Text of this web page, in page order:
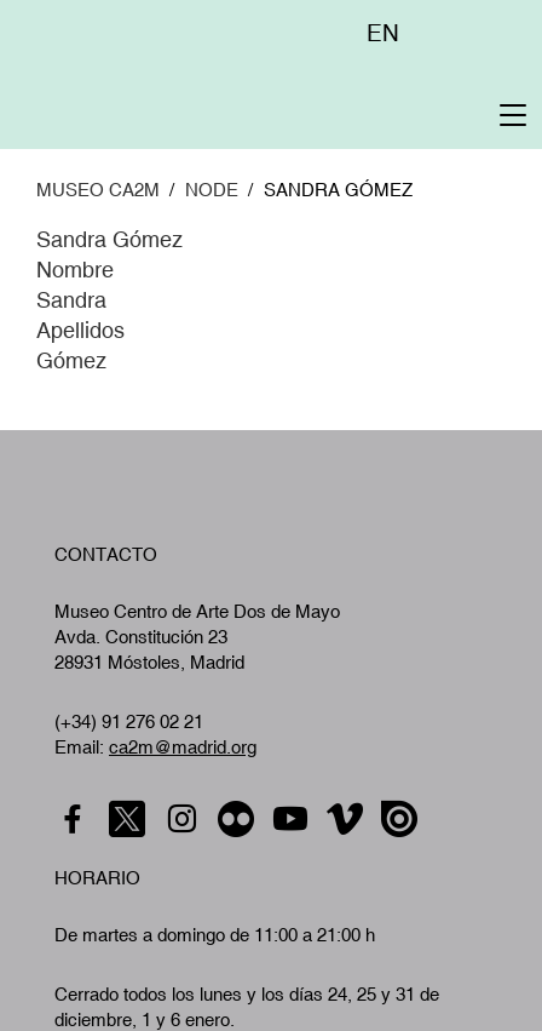
Menú
EN
MUSEO CA2M NODE SANDRA GÓMEZ
Sandra Gómez
Nombre
Sandra
Apellidos
Gómez
CONTACTO
Museo Centro de Arte Dos de Mayo
Avda. Constitución 23
28931 Móstoles, Madrid
(+34) 91 276 02 21
Email: ca2m@madrid.org
HORARIO
De martes a domingo de 11:00 a 21:00 h
Cerrado todos los lunes y los días 24, 25 y 31 de
diciembre, 1 y 6 enero.